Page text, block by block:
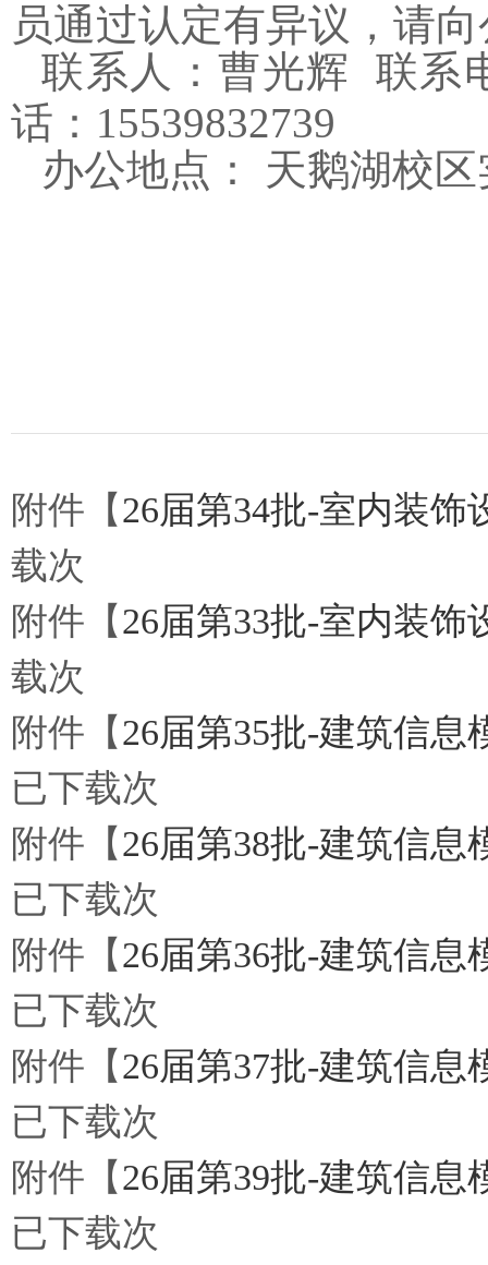
员通过认定有异议，请
联系人：曹光辉 联系
话：15539832739
办公地点：
天鹅湖校
附件【26届第34批-室内装饰
载次
附件【26届第33批-室内装饰
载次
附件【26届第35批-建筑信息
已下载次
附件【26届第38批-建筑信息
已下载次
附件【26届第36批-建筑信息
已下载次
附件【26届第37批-建筑信息
已下载次
附件【26届第39批-建筑信息
已下载次